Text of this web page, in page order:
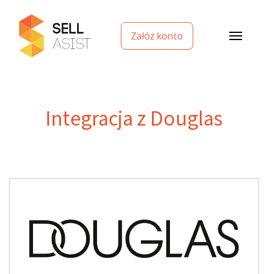
Załóż konto
Integracja z Douglas